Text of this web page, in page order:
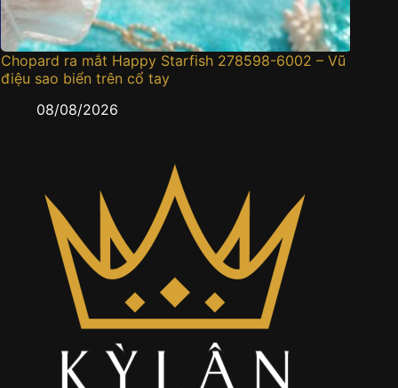
Chopard ra mắt Happy Starfish 278598-6002 – Vũ
điệu sao biển trên cổ tay
08/08/2026